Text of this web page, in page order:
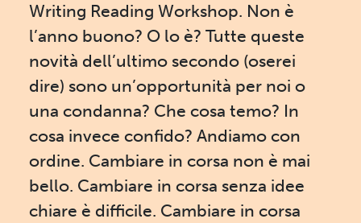
Writing Reading Workshop. Non è
l’anno buono? O lo è? Tutte queste
novità dell’ultimo secondo (oserei
dire) sono un’opportunità per noi o
una condanna? Che cosa temo? In
cosa invece confido? Andiamo con
ordine. Cambiare in corsa non è mai
bello. Cambiare in corsa senza idee
chiare è difficile. Cambiare in corsa